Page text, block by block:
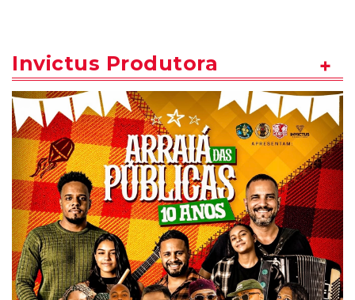
Invictus Produtora